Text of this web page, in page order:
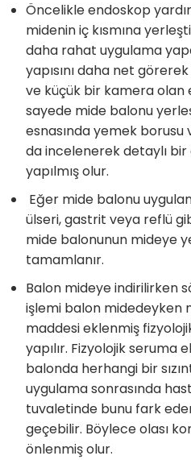
Öncelikle endoskop
midenin iç kısmına
daha rahat uygulama
yapısını daha net
ve küçük bir kamera olan
sayede mide balonu
esnasında yemek borusu
da incelenerek detaylı
yapılmış olur.
Eğer mide balonu
ülseri, gastrit veya reflü
mide balonunun mideye
tamamlanır.
Balon mideye indirilirken
işlemi balon midedeyken
maddesi eklenmiş
yapılır. Fizyolojik seruma
balonda herhangi bir
uygulama sonrasında
tuvaletinde bunu fark
geçebilir. Böylece olası
önlenmiş olur.